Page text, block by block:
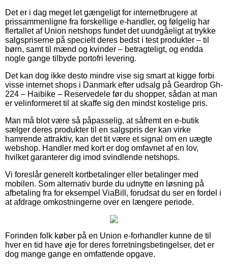
Det er i dag meget let gængeligt for internetbrugere at
prissammenligne fra forskellige e-handler, og følgelig har
flertallet af Union netshops fundet det uundgåeligt at trykke
salgspriserne på specielt deres bedst i test produkter – til
børn, samt til mænd og kvinder – betragteligt, og endda
nogle gange tilbyde portofri levering.
Det kan dog ikke desto mindre vise sig smart at kigge forbi
visse internet shops i Danmark efter udsalg på Geardrop Gh-
224 – Haibike – Reservedele før du shopper, sådan at man
er velinformeret til at skaffe sig den mindst kostelige pris.
Man må blot være så påpasselig, at såfremt en e-butik
sælger deres produkter til en salgspris der kan virke
hamrende attraktiv, kan det tit være et signal om en uægte
webshop. Handler med kort er dog omfavnet af en lov,
hvilket garanterer dig imod svindlende netshops.
Vi foreslår generelt kortbetalinger eller betalinger med
mobilen. Som alternativ burde du udnytte en løsning på
afbetaling fra for eksempel ViaBill, forudsat du ser en fordel i
at afdrage omkostningerne over en længere periode.
Forinden folk køber på en Union e-forhandler kunne de til
hver en tid have øje for deres forretningsbetingelser, det er
dog mange gange en omfattende opgave.